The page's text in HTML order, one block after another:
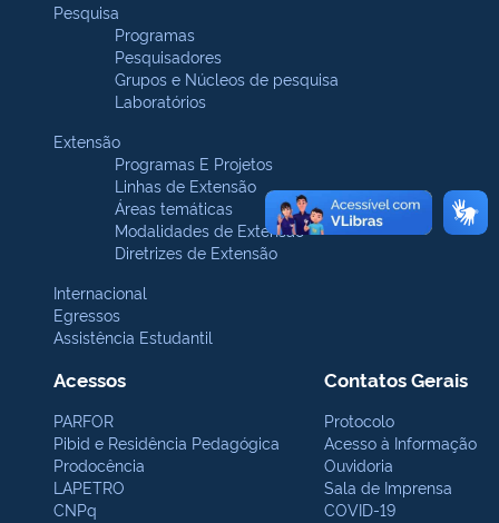
Pesquisa
Programas
Pesquisadores
Grupos e Núcleos de pesquisa
Laboratórios
Extensão
Programas E Projetos
Linhas de Extensão
Áreas temáticas
Modalidades de Extensão
Diretrizes de Extensão
Internacional
Egressos
Assistência Estudantil
Acessos
PARFOR
Pibid e Residência Pedagógica
Prodocência
LAPETRO
CNPq
Contatos Gerais
Protocolo
Acesso à Informação
Ouvidoria
Sala de Imprensa
COVID-19